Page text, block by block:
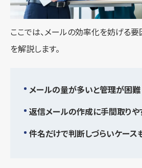
ここでは、メールの効率化を妨げる要
を解説します。
メールの量が多いと管理が困難
返信メールの作成に手間取りや
件名だけで判断しづらいケース